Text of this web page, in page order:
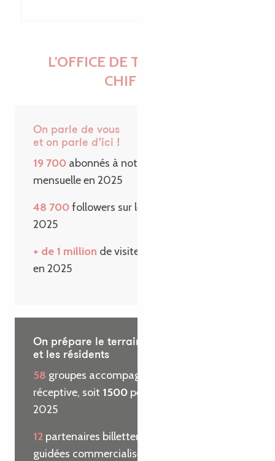
L'OFFICE DE TOURISME EN
CHIFFRES
On parle de vous
et on parle d’ici !
19 700 abonnés à notre Newsletter
mensuelle en 2025
48 700followers sur les réseaux sociaux en
2025
+ de 1 million de visiteurs sur le site internet
en 2025
On prépare le terrain pour les visiteurs
et les résidents
58 groupes accompagnés par l’agence
réceptive, soit 1500 personnes reçues en
2025
12 partenaires billetterie et
guidées commercialisées pour le compte